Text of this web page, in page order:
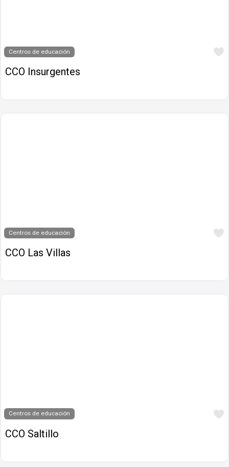
Centros de educación
CCO Insurgentes
Centros de educación
CCO Las Villas
Centros de educación
CCO Saltillo